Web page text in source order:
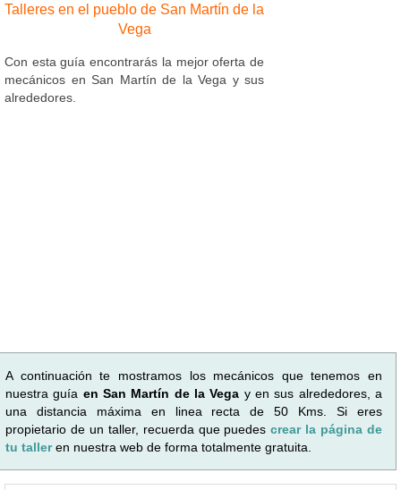
Talleres en el pueblo de San Martín de la
Vega
Con esta guía encontrarás la mejor oferta de
mecánicos en San Martín de la Vega y sus
alrededores.
A continuación te mostramos los mecánicos que tenemos en
nuestra guía en San Martín de la Vega y en sus alrededores, a
una distancia máxima en linea recta de 50 Kms. Si eres
propietario de un taller, recuerda que puedescrear la página de
tu talleren nuestra web de forma totalmente gratuita.